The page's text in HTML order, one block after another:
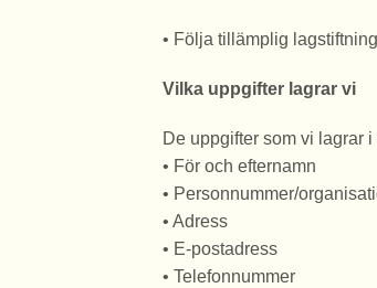
• Följa tillämplig
Vilka uppgifter lagrar vi
De uppgifter som vi lagrar
• För och efternamn
• Personnummer/
• Adress
• E-postadress
• Telefonnummer